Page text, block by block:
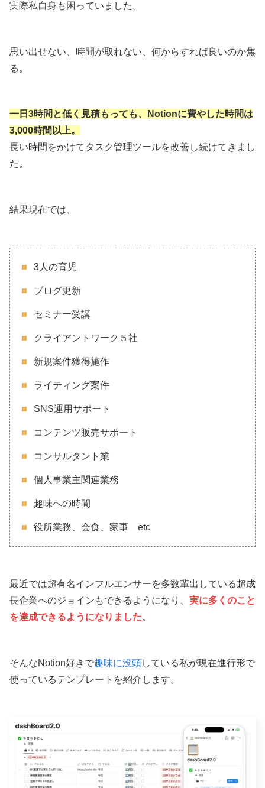
実際私自身も困っていました。
思い出せない、時間が取れない、何からすれば良いのか焦
る。
一日3時間と低く見積もっても、Notionに費やした時間は
3,000時間以上。
長い時間をかけてタスク管理ツールを改善し続けてきまし
た。
結果現在では、
3人の育児
ブログ更新
セミナー受講
クライアントワーク５社
新規案件獲得施作
ライティング案件
SNS運用サポート
コンテンツ販売サポート
コンサルタント業
個人事業主関連業務
趣味への時間
役所業務、会食、家事 etc
最近では超有名インフルエンサーを多数輩出している超成
長企業へのジョインもできるようになり、 実に多くのこと
を達成できるようになりました。
そんなNotion好きで趣味に没頭している私が現在進行形で
使っているテンプレートを紹介します。